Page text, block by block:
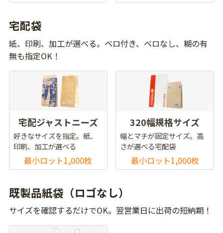
宅配袋
紙、印刷、加工が選べる。ベロ付き、ベロなし、糊の有
無も指定OK！
宅配ジャストニーズ
好きなサイズを指定。紙、
印刷、加工が選べる
最小ロット1,000枚
320幅規格サイズ
幅とマチが固定サイズ。高
さが選べる宅配袋
最小ロット1,000枚
既製品紙袋（ロゴなし）
サイズを確認するだけでOK。翌営業日に出荷の短納期！